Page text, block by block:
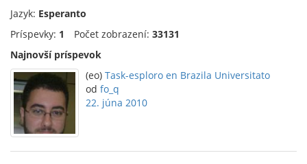
Jazyk: Esperanto
Príspevky: 1 Počet zobrazení: 33131
Najnovší príspevok
(eo) Task-esploro en Brazila Universitato
od fo_q
22. júna 2010